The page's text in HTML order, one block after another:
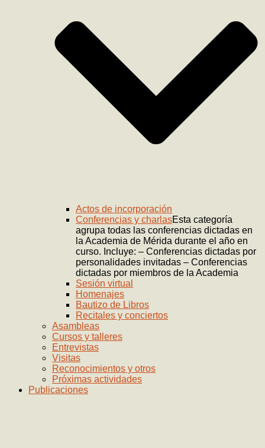
Actos de incorporación
Conferencias y charlasEsta categoría
agrupa todas las conferencias dictadas en
la Academia de Mérida durante el año en
curso. Incluye: – Conferencias dictadas por
personalidades invitadas – Conferencias
dictadas por miembros de la Academia
Sesión virtual
Homenajes
Bautizo de Libros
Recitales y conciertos
Asambleas
Cursos y talleres
Entrevistas
Visitas
Reconocimientos y otros
Próximas actividades
Publicaciones